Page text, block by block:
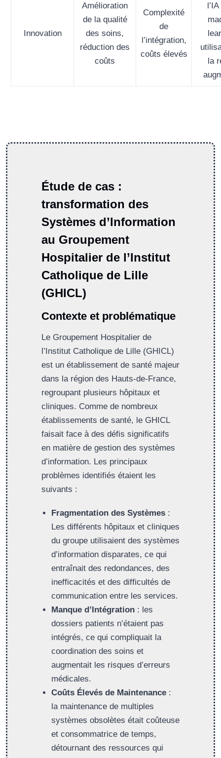
Innovation
Amélioration
de la qualité
des soins,
réduction des
coûts
Complexité
de
l’intégration,
coûts élevés
la
Étude de cas :
transformation des
Systèmes d’Information
au Groupement
Hospitalier de l’Institut
Catholique de Lille
(GHICL)
Contexte et problématique
Le Groupement Hospitalier de
l’Institut Catholique de Lille (GHICL)
est un établissement de santé majeur
dans la région des Hauts-de-France,
regroupant plusieurs hôpitaux et
cliniques. Comme de nombreux
établissements de santé, le GHICL
faisait face à des défis significatifs
en matière de gestion des systèmes
d’information. Les principaux
problèmes identifiés étaient les
suivants :
Fragmentation des Systèmes :
Les différents hôpitaux et cliniques
du groupe utilisaient des systèmes
d’information disparates, ce qui
entraînait des redondances, des
inefficacités et des difficultés de
communication entre les services.
Manque d’Intégration : les
dossiers patients n’étaient pas
intégrés, ce qui compliquait la
coordination des soins et
augmentait les risques d’erreurs
médicales.
Coûts Élevés de Maintenance :
la maintenance de multiples
systèmes obsolètes était coûteuse
et consommatrice de temps,
détournant des ressources qui